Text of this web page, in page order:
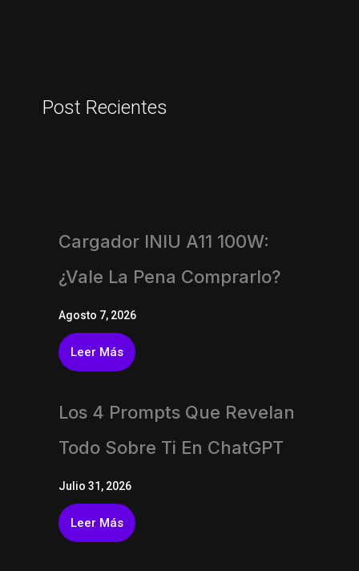
Post Recientes
Cargador INIU A11 100W:
¿vale La Pena Comprarlo?
Agosto 7, 2026
Leer Más
Los 4 Prompts Que Revelan
Todo Sobre Ti En ChatGPT
Julio 31, 2026
Leer Más